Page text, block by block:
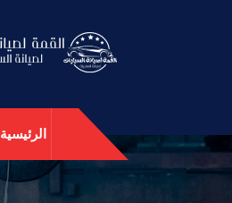
الرئيسية